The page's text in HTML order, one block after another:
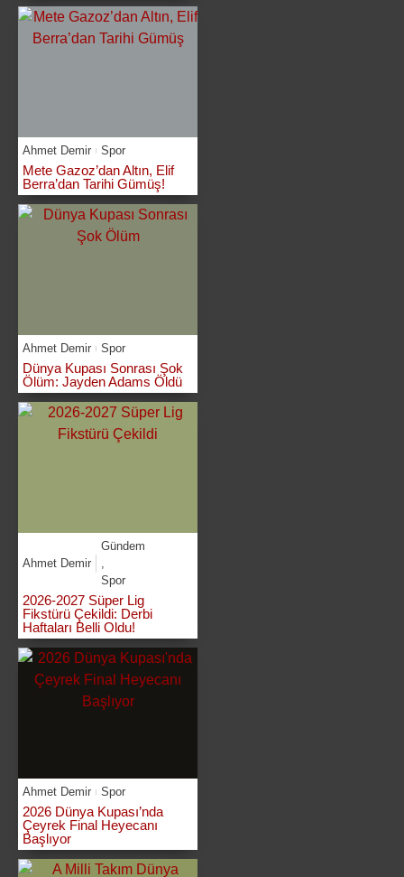
Ahmet Demir Spor
Mete Gazoz’dan Altın, Elif
Berra’dan Tarihi Gümüş!
Ahmet Demir Spor
Dünya Kupası Sonrası Şok
Ölüm: Jayden Adams Öldü
Ahmet Demir
Gündem
,
Spor
2026-2027 Süper Lig
Fikstürü Çekildi: Derbi
Haftaları Belli Oldu!
Ahmet Demir Spor
2026 Dünya Kupası’nda
Çeyrek Final Heyecanı
Başlıyor